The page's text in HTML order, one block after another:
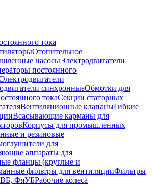
тока
Отопительное
насосыЭлектродвигатели
постоянного
Электродвигатели
синхронныеОбмотки для
токаСекции статорных
Вентиляционные клапаныГибкие
Всасывающие карманы для
Корпусы для промышленных
и резиновые
для
аппараты для
фланцы (круглые и
фильтры для вентиляцииФильтры
ФяУБРабочие колеса